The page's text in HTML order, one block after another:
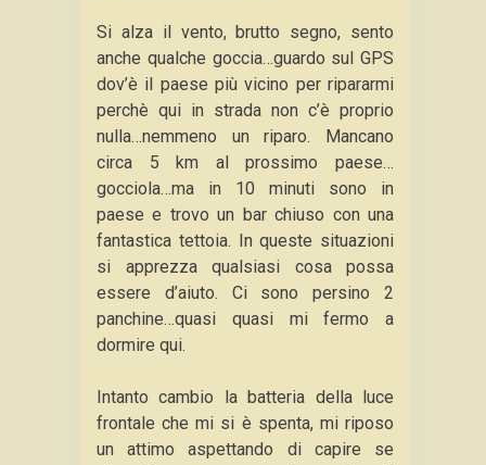
Si alza il vento, brutto segno, sento
anche qualche goccia…guardo sul GPS
dov’è il paese più vicino per ripararmi
perchè qui in strada non c’è proprio
nulla…nemmeno un riparo. Mancano
circa 5 km al prossimo paese…
gocciola…ma in 10 minuti sono in
paese e trovo un bar chiuso con una
fantastica tettoia. In queste situazioni
si apprezza qualsiasi cosa possa
essere d’aiuto. Ci sono persino 2
panchine…quasi quasi mi fermo a
dormire qui.
Intanto cambio la batteria della luce
frontale che mi si è spenta, mi riposo
un attimo aspettando di capire se